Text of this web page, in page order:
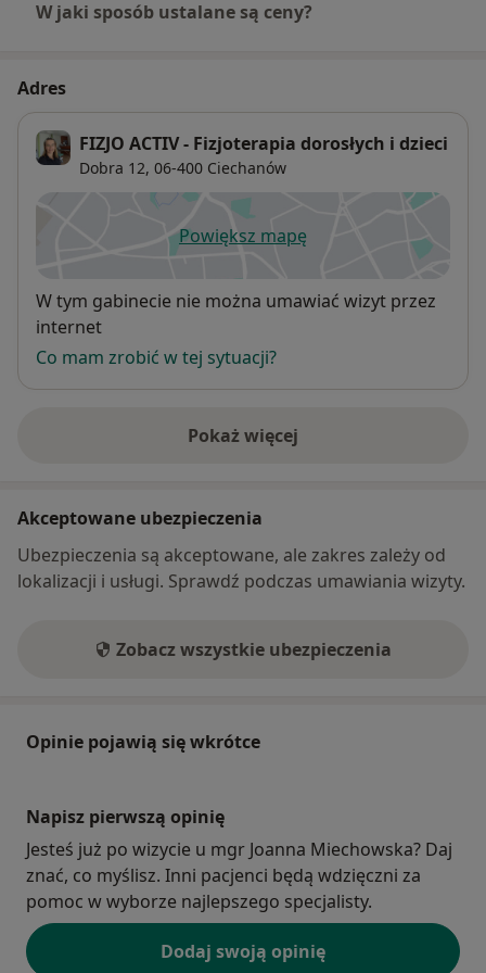
W jaki sposób ustalane są ceny?
Adres
FIZJO ACTIV - Fizjoterapia dorosłych i dzieci
Dobra 12, 06-400 Ciechanów
Powiększ mapęotwiera się w nowej karcie
Dostępność
W tym gabinecie nie można umawiać wizyt przez
internet
Co mam zrobić w tej sytuacji?
Pokaż więcej
o adresie
Akceptowane ubezpieczenia
Ubezpieczenia są akceptowane, ale zakres zależy od
lokalizacji i usługi. Sprawdź podczas umawiania wizyty.
Zobacz wszystkie ubezpieczenia
Opinie pojawią się wkrótce
Napisz pierwszą opinię
Jesteś już po wizycie u mgr Joanna Miechowska? Daj
znać, co myślisz. Inni pacjenci będą wdzięczni za
pomoc w wyborze najlepszego specjalisty.
Dodaj swoją opinię